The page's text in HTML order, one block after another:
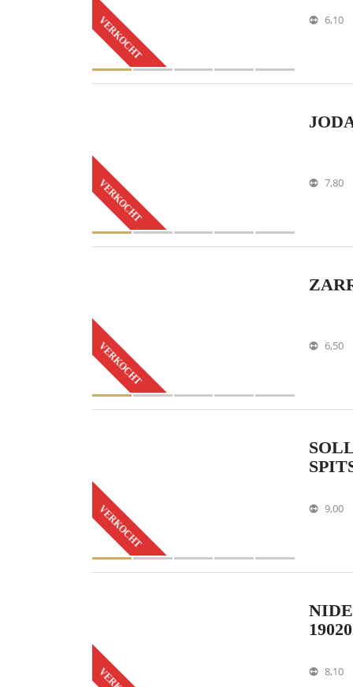
VERKOCHT 6,10
VERKOCHT 7,80
VERKOCHT 6,50
VERKOCHT 9,00
8,10